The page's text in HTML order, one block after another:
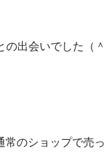
出会いでした（＾
常のショップで売っ